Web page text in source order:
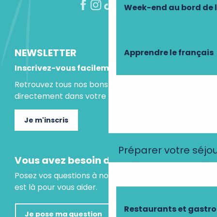
Week-end au bord de
Apprendre le français
Préparer votre
Restaurants et
NEWSLETTER
Inscrivez-vous facilement
Retrouvez tous nos bons plans et idées séjours
directement dans votre boite mail.
Je m'inscris
Vous avez besoin d'un conseil ?
Posez vos questions à notre assistant virtuel, il
est là pour vous aider.
Je pose ma question